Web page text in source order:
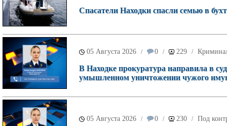
Спасатели Находки спасли семью в
05 Августа 2026 / 0 / 229 /
В Находке прокуратура направила в
умышленном уничтожении чужого
05 Августа 2026 / 0 / 230 / Под